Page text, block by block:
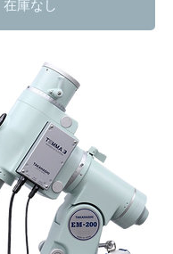
在庫なし